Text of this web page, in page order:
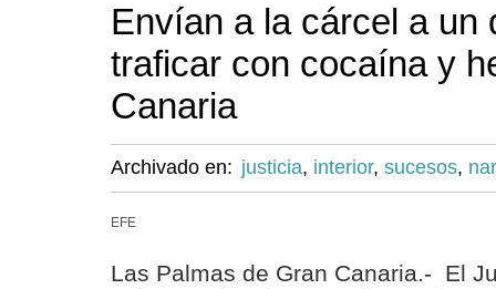
Envían a la cárcel a un
traficar con cocaína y
Canaria
Archivado en: justicia, interior, sucesos,
EFE
Las Palmas de Gran Canaria.- El